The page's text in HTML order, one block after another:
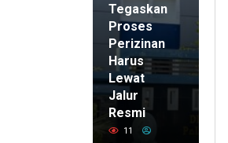
Tegaskan
Proses
Perizinan
Harus
Lewat
Jalur
Resmi
11